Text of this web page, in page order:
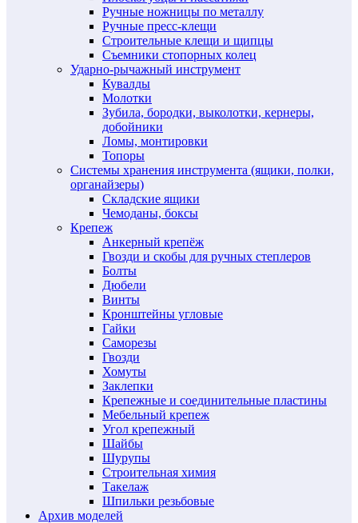
Ручные ножницы по металлу
Ручные пресс-клещи
Строительные клещи и щипцы
Съемники стопорных колец
Ударно-рычажный инструмент
Кувалды
Молотки
Зубила, бородки, выколотки, кернеры,
добойники
Ломы, монтировки
Топоры
Системы хранения инструмента (ящики, полки,
органайзеры)
Складские ящики
Чемоданы, боксы
Крепеж
Анкерный крепёж
Гвозди и скобы для ручных степлеров
Болты
Дюбели
Винты
Кронштейны угловые
Гайки
Саморезы
Гвозди
Хомуты
Заклепки
Крепежные и соединительные пластины
Мебельный крепеж
Угол крепежный
Шайбы
Шурупы
Строительная химия
Такелаж
Шпильки резьбовые
Архив моделей